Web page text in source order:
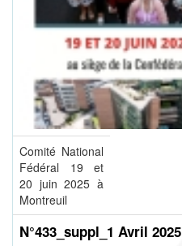
Comité National
Fédéral 19 et
20 juin 2025 à
Montreuil
N°433_suppl_1 Avril 2025